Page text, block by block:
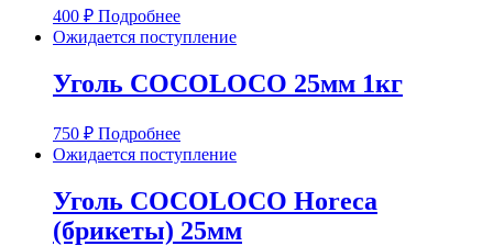
400 ₽ Подробнее
Ожидается поступление
Уголь COCOLOCO 25мм 1кг
750 ₽ Подробнее
Ожидается поступление
Уголь COCOLOCO Horeca
(брикеты) 25мм